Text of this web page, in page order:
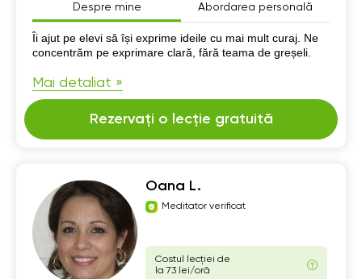
Despre mine Abordarea personală
Despre mine
Îi ajut pe elevi să își exprime ideile cu mai mult curaj. Ne
concentrăm pe exprimare clară, fără teama de greșeli.
Mai detaliat »
Rezervați o lecție gratuită
Oana L.
Meditator verificat
Costul lecției de
la 73 lei/oră